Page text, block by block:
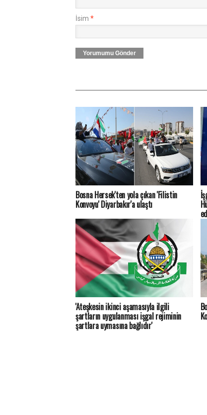
İsim *
Yorumumu Gönder
Bosna Hersek'ten yola çıkan 'Filistin
Konvoyu' Diyarbakır'a ulaştı
'Ateşkesin ikinci aşamasıyla ilgili
şartların uygulanması işgal rejiminin
şartlara uymasına bağlıdır'